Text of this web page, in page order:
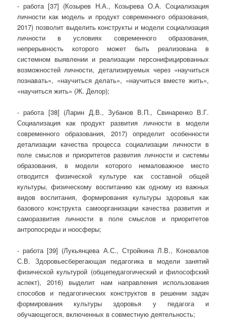
- работа [37] (Козырев Н.А., Козырева О.А. Социализация
личности как модель и продукт современного образования,
2017) позволит выделить конструкты и модели социализация
личности в условиях современного образования,
непрерывность которого может быть реализована в
системном выявлении и реализации персонифицированных
возможностей личности, детализируемых через «научиться
познавать», «научиться делать», «научиться вместе жить»,
«научиться жить» (Ж. Делор);
- работа [38] (Ларин Д.В., Зубанов В.П., Свинаренко В.Г.
Социализация как продукт развития личности в модели
современного образования, 2017) определит особенности
детализации качества процесса социализации личности в
поле смыслов и приоритетов развития личности и системы
образования, в модели которого немаловажное место
отводится физической культуре как составной общей
культуры, физическому воспитанию как одному из важных
видов воспитания, формирования культуры здоровья как
базового конструкта самоорганизации качества развития и
саморазвития личности в поле смыслов и приоритетов
антропосреды и ноосферы;
- работа [39] (Лукьянцева А.С., Стройкина Л.В., Коновалов
С.В. Здоровьесберегающая педагогика в модели занятий
физической культурой (общепедагогический и философский
аспект), 2016) выделит нам направления использования
способов и педагогических конструктов в решении задач
формирования культуры здоровья у педагога и
обучающегося, включенных в совместную деятельность;